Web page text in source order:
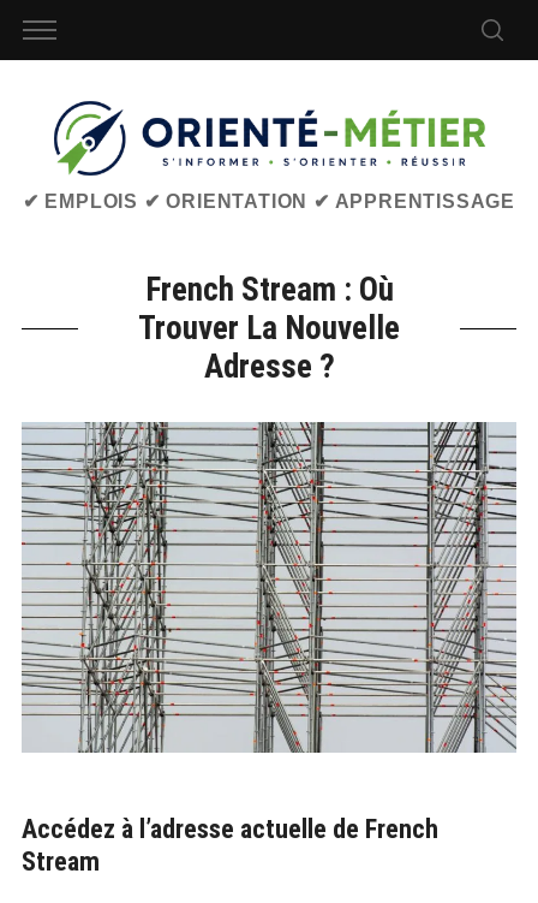
✔ EMPLOIS ✔ ORIENTATION ✔ APPRENTISSAGE
French Stream : Où
Trouver La Nouvelle
Adresse ?
Accédez à l’adresse actuelle de French
Stream